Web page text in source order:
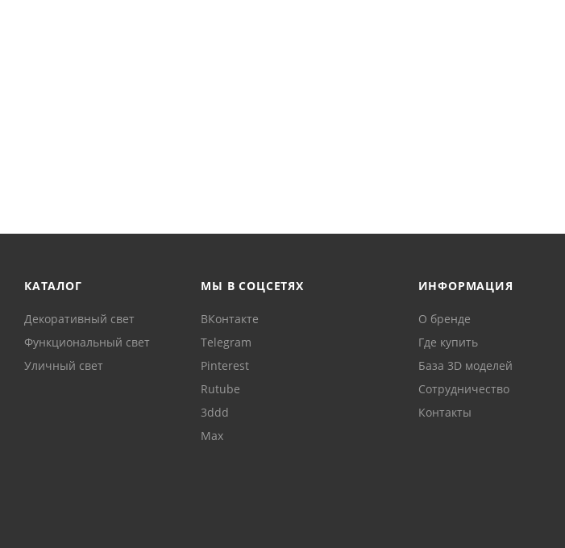
КАТАЛОГ
Декоративный свет
Функциональный свет
Уличный свет
МЫ В СОЦСЕТЯХ
ВКонтакте
Telegram
Pinterest
Rutube
3ddd
Max
ИНФОРМАЦИЯ
О бренде
Где купить
База 3D моделей
Сотрудничество
Контакты